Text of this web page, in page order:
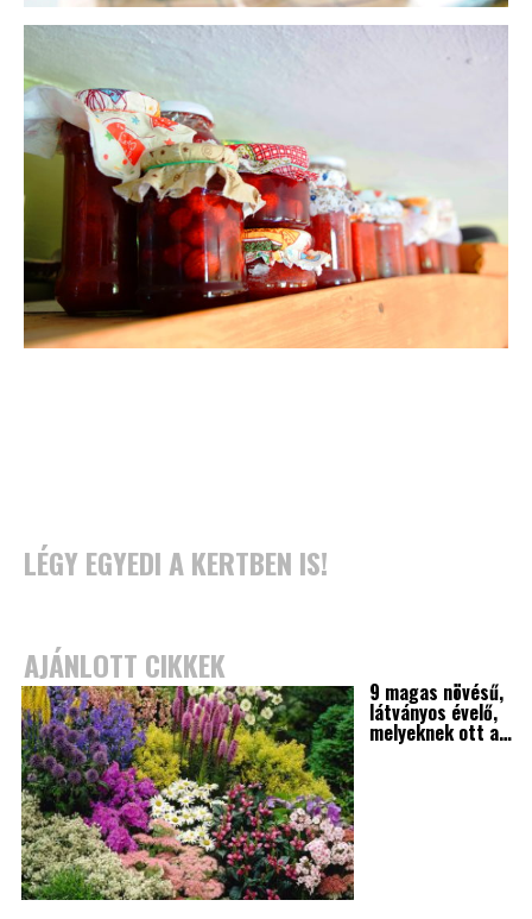
LÉGY EGYEDI A KERTBEN IS!
AJÁNLOTT CIKKEK
9 magas növésű,
látványos évelő,
melyeknek ott a…